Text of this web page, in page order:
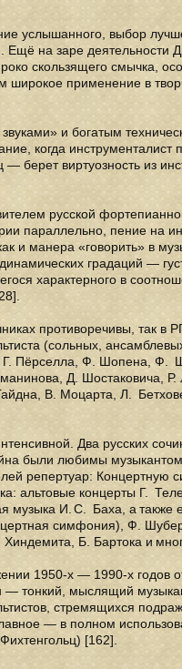
услышанного, выбор
Ещё на заре деятельности
скользящего смычка,
широкое применение в
и богатым
когда инструменталист
— берет виртуозность из
русской
параллельно, пение на
и манера «говорить» в
градаций —
характерного в
противоречивы, так в
(сольных,
Г. Пёрселла, Ф. Шопена, Ф.
Д. Шостаковича, Р.
В. Моцарта, Л.
Два русских
были любимы музыкантом
репертуар: Концертную
альтовые концерты Г.
музыка И. С. Баха, а также
симфония), Ф.
Б. Бартока и
1950-х — 1990-х годов
— тонкий, мыслящий
стремящихся
— в полном
[162].